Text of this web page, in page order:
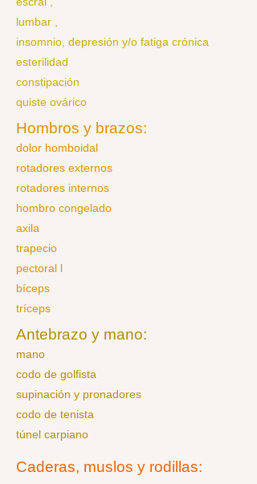
lumbar
insomnio, depresión y/o fatiga crónica
esterilidad
constipación
quiste ovárico
Hombros y brazos:
dolor homboidal
rotadores externos
rotadores internos
hombro congelado
axila
trapecio
pectoral l
bíceps
tríceps
Antebrazo y mano:
mano
codo de golfista
supinación y pronadores
codo de tenista
túnel carpiano
Caderas, muslos y rodillas: